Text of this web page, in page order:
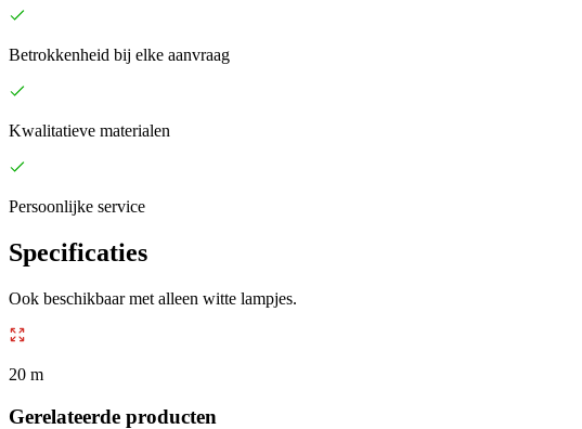
Betrokkenheid bij elke aanvraag
Kwalitatieve materialen
Persoonlijke service
Specificaties
Ook beschikbaar met alleen witte lampjes.
20 m
Gerelateerde producten